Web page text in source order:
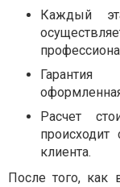
Каждый
Гарантия
Расчет
клиента.
После того, как